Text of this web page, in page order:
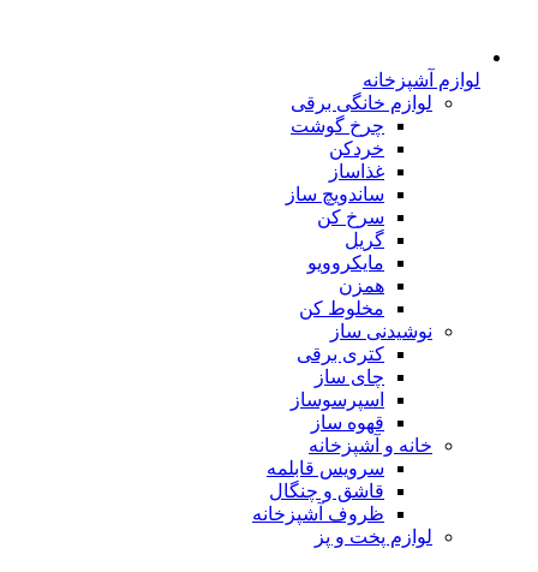
لوازم آشپزخانه
لوازم خانگی برقی
چرخ گوشت
خردکن
غذاساز
ساندویچ ساز
سرخ کن
گریل
مایکروویو
همزن
مخلوط کن
نوشیدنی ساز
کتری برقی
چای ساز
اسپرسوساز
قهوه ساز
خانه و آشپزخانه
سرویس قابلمه
قاشق و چنگال
ظروف آشپزخانه
لوازم پخت و پز